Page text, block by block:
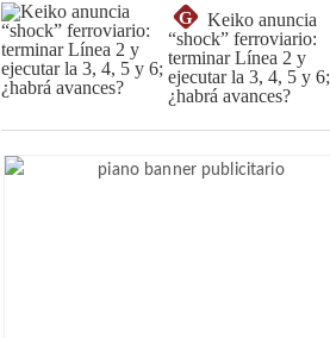
G
Keiko anuncia
“shock” ferroviario:
terminar Línea 2 y
ejecutar la 3, 4, 5 y 6;
¿habrá avances?